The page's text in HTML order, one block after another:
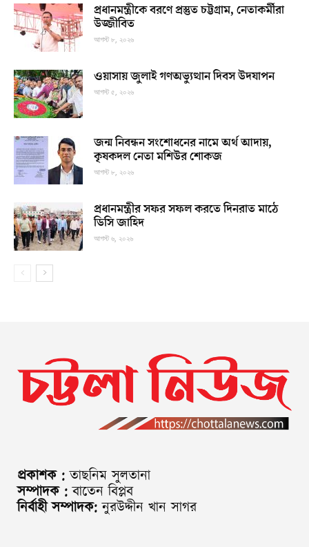
প্রধানমন্ত্রীকে বরণে প্রস্তুত চট্টগ্রাম, নেতাকর্মীরা
উজ্জীবিত
আগস্ট ৮, ২০২৬
ওয়াসায় জুলাই গণঅভ্যুত্থান দিবস উদযাপন
আগস্ট ৫, ২০২৬
জন্ম নিবন্ধন সংশোধনের নামে অর্থ আদায়,
কৃষকদল নেতা মশিউর শোকজ
আগস্ট ৮, ২০২৬
প্রধানমন্ত্রীর সফর সফল করতে দিনরাত মাঠে
ডিসি জাহিদ
আগস্ট ৬, ২০২৬
প্রকাশক : তাছনিম সুলতানা
সম্পাদক : বাতেন বিপ্লব
নির্বাহী সম্পাদক: নুরউদ্দীন খান সাগর